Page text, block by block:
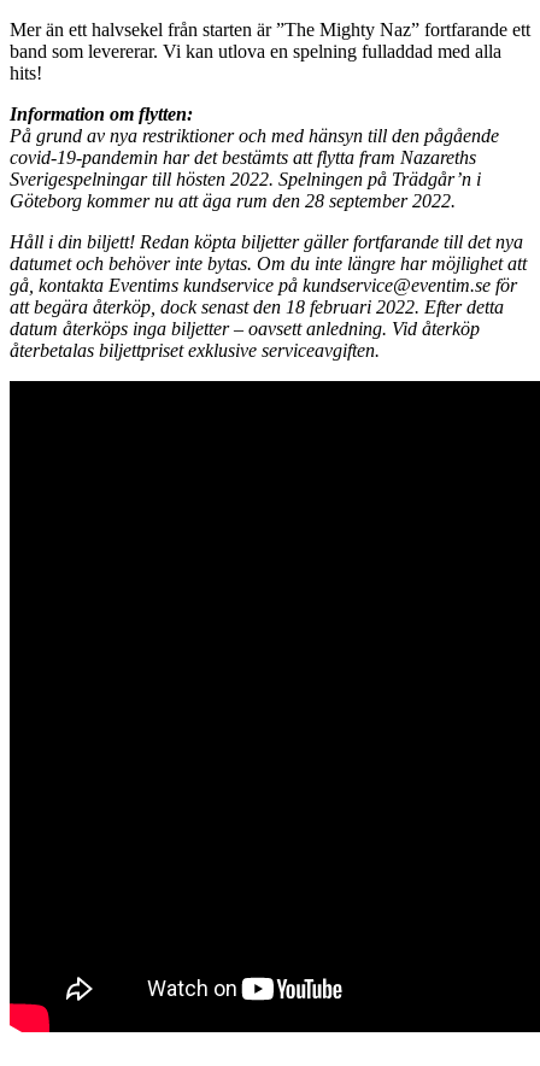
Mer än ett halvsekel från starten är ”The Mighty Naz” fortfarande ett
band som levererar. Vi kan utlova en spelning fulladdad med alla
hits!
Information om flytten:
På grund av nya restriktioner och med hänsyn till den pågående
covid-19-pandemin har det bestämts att flytta fram Nazareths
Sverigespelningar till hösten 2022. Spelningen på Trädgår’n i
Göteborg kommer nu att äga rum den 28 september 2022.
Håll i din biljett! Redan köpta biljetter gäller fortfarande till det nya
datumet och behöver inte bytas. Om du inte längre har möjlighet att
gå, kontakta Eventims kundservice på kundservice@eventim.se för
att begära återköp, dock senast den 18 februari 2022. Efter detta
datum återköps inga biljetter – oavsett anledning. Vid återköp
återbetalas biljettpriset exklusive serviceavgiften.